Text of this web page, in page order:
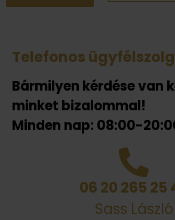
Telefonos
Bármilyen kérdése van
minket bizalommal!
Minden nap: 08:00-
06 20 265 25
Sass László